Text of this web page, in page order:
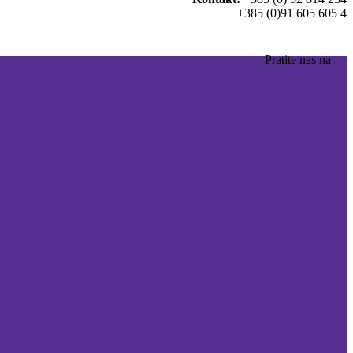
+385 (0)91 605 605 4
Pratite nas na